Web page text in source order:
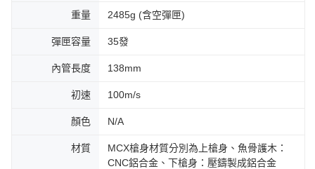
重量 2485g (含空彈匣)
彈匣容量 35發
內管長度 138mm
初速 100m/s
顏色 N/A
材質
MCX槍身材質分別為上槍身、魚骨護木：
CNC鋁合金、下槍身：壓鑄製成鋁合金